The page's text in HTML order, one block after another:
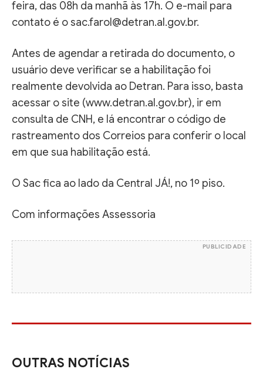
feira, das 08h da manhã às 17h. O e-mail para
contato é o sac.farol@detran.al.gov.br.
Antes de agendar a retirada do documento, o
usuário deve verificar se a habilitação foi
realmente devolvida ao Detran. Para isso, basta
acessar o site (www.detran.al.gov.br), ir em
consulta de CNH, e lá encontrar o código de
rastreamento dos Correios para conferir o local
em que sua habilitação está.
O Sac fica ao lado da Central JÁ!, no 1º piso.
Com informações Assessoria
PUBLICIDADE
OUTRAS NOTÍCIAS